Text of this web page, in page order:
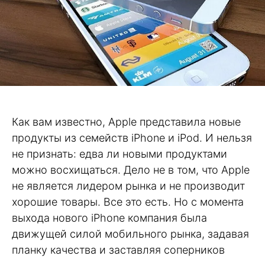
Как вам известно, Apple представила новые
продукты из семейств iPhone и iPod. И нельзя
не признать: едва ли новыми продуктами
можно восхищаться. Дело не в том, что Apple
не является лидером рынка и не производит
хорошие товары. Все это есть. Но с момента
выхода нового iPhone компания была
движущей силой мобильного рынка, задавая
планку качества и заставляя соперников